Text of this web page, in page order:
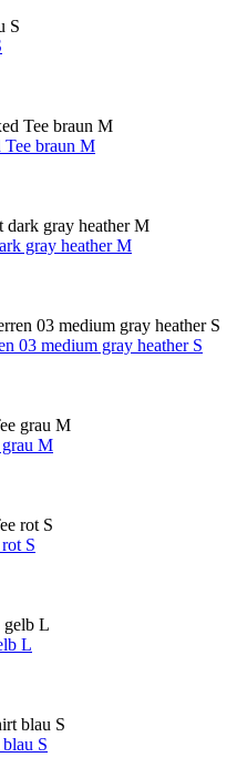
Tee braun M
gray heather M
03 medium gray heather S
grau M
S
L
S